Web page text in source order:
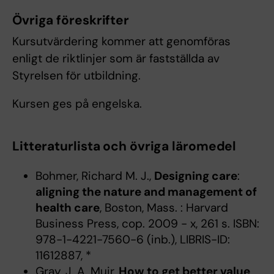
Övriga föreskrifter
Kursutvärdering kommer att genomföras
enligt de riktlinjer som är fastställda av
Styrelsen för utbildning.
Kursen ges på engelska.
Litteraturlista och övriga läromedel
Bohmer, Richard M. J., Designing care:
aligning the nature and management of
health care, Boston, Mass. : Harvard
Business Press, cop. 2009 - x, 261 s. ISBN:
978-1-4221-7560-6 (inb.), LIBRIS-ID:
11612887, *